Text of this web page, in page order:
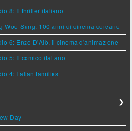
8: Il thriller italiano
Woo-Sung, 100 anni di cinema coreano
6: Enzo D'Alò, il cinema d'animazione
5: Il comico italiano
4: Italian families
❯
Day